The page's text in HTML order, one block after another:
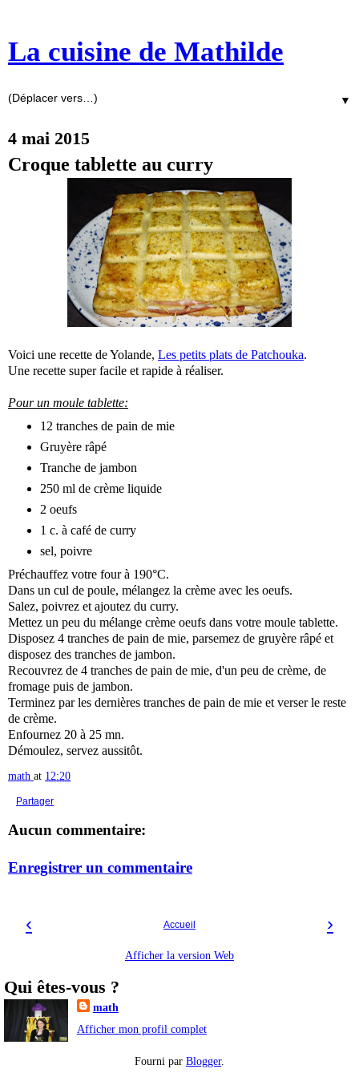
La cuisine de Mathilde
▼
4 mai 2015
Croque tablette au curry
Voici une recette de Yolande, Les petits plats de Patchouka.
Une recette super facile et rapide à réaliser.
Pour un moule tablette:
12 tranches de pain de mie
Gruyère râpé
Tranche de jambon
250 ml de crème liquide
2 oeufs
1 c. à café de curry
sel, poivre
Préchauffez votre four à 190°C.
Dans un cul de poule, mélangez la crème avec les oeufs.
Salez, poivrez et ajoutez du curry.
Mettez un peu du mélange crème oeufs dans votre moule tablette.
Disposez 4 tranches de pain de mie, parsemez de gruyère râpé et
disposez des tranches de jambon.
Recouvrez de 4 tranches de pain de mie, d'un peu de crème, de
fromage puis de jambon.
Terminez par les dernières tranches de pain de mie et verser le reste
de crème.
Enfournez 20 à 25 mn.
Démoulez, servez aussitôt.
math at 12:20
Partager
Aucun commentaire:
Enregistrer un commentaire
‹ ›
Accueil
Afficher la version Web
Qui êtes-vous ?
math
Afficher mon profil complet
Fourni par Blogger.